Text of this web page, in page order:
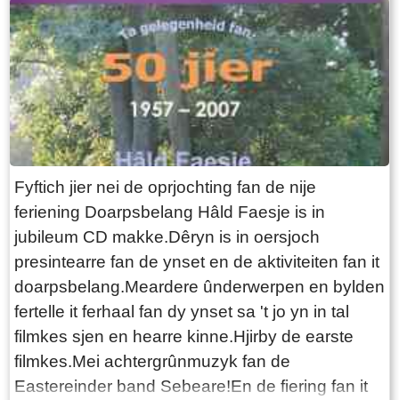
Fyftich jier nei de oprjochting fan de nije
feriening Doarpsbelang Hâld Faesje is in
jubileum CD makke.Dêryn is in oersjoch
presintearre fan de ynset en de aktiviteiten fan it
doarpsbelang.Meardere ûnderwerpen en bylden
fertelle it ferhaal fan dy ynset sa 't jo yn in tal
filmkes sjen en hearre kinne.Hjirby de earste
filmkes.Mei achtergrûnmuzyk fan de
Eastereinder band Sebeare!En de fiering fan it